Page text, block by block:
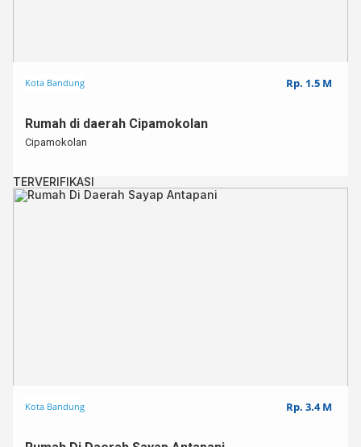
Kota Bandung Rp. 1.5 M
Rumah di daerah Cipamokolan
Cipamokolan
TERVERIFIKASI
Kota Bandung Rp. 3.4 M